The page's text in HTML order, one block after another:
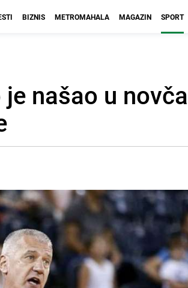
BIZNIS METROMAHALA MAGAZIN SPORT
našao u